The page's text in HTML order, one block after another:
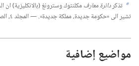
b تذكردائرة معارفمكلنتوك وسترونغ (‏بالانكليزية)‏ ان
تشير الى «حكومة جديدة،‏ مملكة جديدة».‏ —‏ المجلد ٤،‏ الصفحة ١٢٢.‏
مواضيع إضافية